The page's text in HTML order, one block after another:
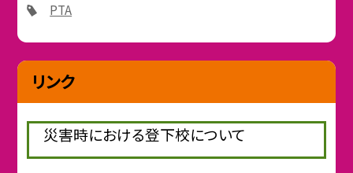
PTA
リンク
災害時における登下校について